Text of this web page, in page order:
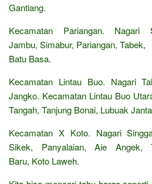
Gantiang.
Kecamatan Pariangan. Nagari
Jambu, Simabur, Pariangan, Tabek,
Batu Basa.
Kecamatan Lintau Buo. Nagari
Jangko. Kecamatan Lintau Buo
Tangah, Tanjung Bonai, Lubuak
Kecamatan X Koto. Nagari
Sikek, Panyalaian, Aie Angek,
Baru, Koto Laweh.